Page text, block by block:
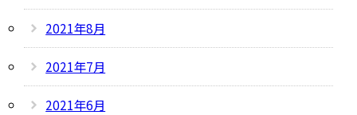
2021年8月
2021年7月
2021年6月